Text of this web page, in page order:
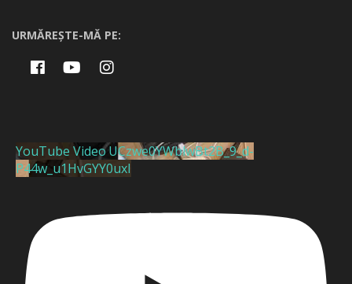
URMĂREȘTE-MĂ PE:
YouTube Video UCzwe0YWblwBt2B_9_d-
P44w_u1HvGYY0uxI